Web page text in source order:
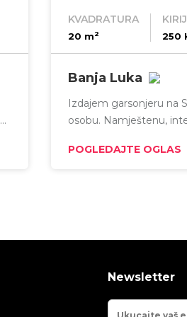
KVADRATURA
20 m2 250
Banja Luka
Izdajem garsonjeru na
osobu. Namještenu,
POGLEDAJTE OGLAS
Newsletter